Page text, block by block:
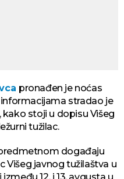
pronađen je noćas
stradao je
stoji u dopisu Višeg
tužilac.
događaju
Višeg javnog tužilaštva u